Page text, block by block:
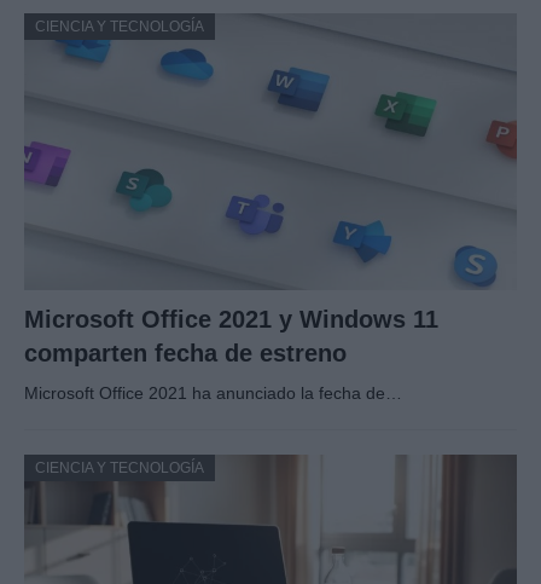
CIENCIA Y TECNOLOGÍA
Microsoft Office 2021 y Windows 11
comparten fecha de estreno
Microsoft Office 2021 ha anunciado la fecha de…
CIENCIA Y TECNOLOGÍA